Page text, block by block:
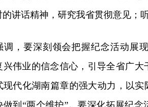
讲话精神，研究我省贯彻意见；
调，要深刻领会把握纪念活动展
兴伟业的信念信心，引导全省广
现代化湖南篇章的强大动力，以